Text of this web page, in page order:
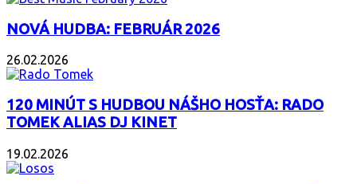
NOVÁ HUDBA: FEBRUÁR 2026
26.02.2026
120 MINÚT S HUDBOU NÁŠHO HOSŤA: RADO
TOMEK ALIAS DJ KINET
19.02.2026